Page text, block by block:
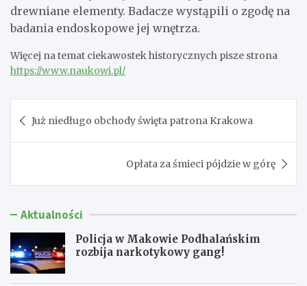
drewniane elementy. Badacze wystąpili o zgodę na
badania endoskopowe jej wnętrza.
Więcej na temat ciekawostek historycznych pisze strona
https://www.naukowi.pl/
wpisu
Już niedługo obchody święta patrona Krakowa
Opłata za śmieci pójdzie w górę
Aktualności
Policja w Makowie Podhalańskim
rozbija narkotykowy gang!